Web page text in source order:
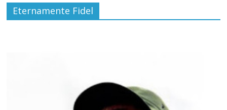
Eternamente Fidel